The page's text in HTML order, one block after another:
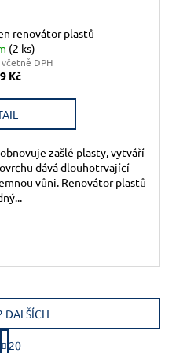
renovátor plastů
(2 ks)
DPH
Kč
zašlé plasty, vytváří
dává dlouhotrvající
vůni. Renovátor plastů
DALŠÍCH
20